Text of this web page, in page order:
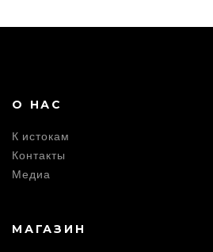
О НАС
К истокам
Контакты
Медиа
МАГАЗИН